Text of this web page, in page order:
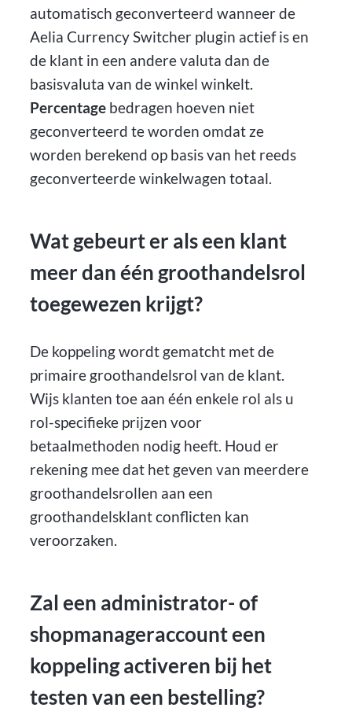
automatisch geconverteerd wanneer de
Aelia Currency Switcher plugin actief is en
de klant in een andere valuta dan de
basisvaluta van de winkel winkelt.
Percentage bedragen hoeven niet
geconverteerd te worden omdat ze
worden berekend op basis van het reeds
geconverteerde winkelwagen totaal.
Wat gebeurt er als een klant
meer dan één groothandelsrol
toegewezen krijgt?
De koppeling wordt gematcht met de
primaire groothandelsrol van de klant.
Wijs klanten toe aan één enkele rol als u
rol-specifieke prijzen voor
betaalmethoden nodig heeft. Houd er
rekening mee dat het geven van meerdere
groothandelsrollen aan een
groothandelsklant conflicten kan
veroorzaken.
Zal een administrator- of
shopmanageraccount een
koppeling activeren bij het
testen van een bestelling?